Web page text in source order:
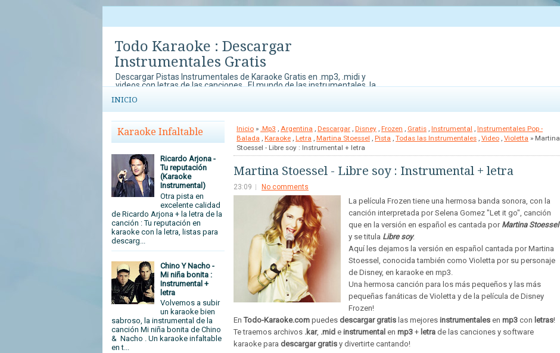
Todo Karaoke : Descargar
Instrumentales Gratis
Descargar Pistas Instrumentales de Karaoke Gratis en .mp3, .midi y
videos con letras de las canciones . El mundo de las instrumentales, la
con concursos de Karaoke que no te puedes perder para demostrar
tu arte y talento al mundo.
INICIO
Karaoke Infaltable
Ricardo Arjona -
Tu reputación
(Karaoke
Instrumental)
Otra pista en
excelente calidad
de Ricardo Arjona + la letra de la
canción : Tu reputación en
karaoke con la letra, listas para
descarg...
Chino Y Nacho -
Mi niña bonita :
Instrumental +
letra
Volvemos a subir
un karaoke bien
sabroso, la instrumental de la
canción Mi niña bonita de Chino
& Nacho . Un karaoke infaltable
en t...
Inicio » .Mp3 , Argentina , Descargar , Disney , Frozen , Gratis , Instrumental , Instrumentales Pop -
Balada , Karaoke , Letra , Martina Stoessel , Pista , Todas las Instrumentales , Video , Violetta » Martina
Stoessel - Libre soy : Instrumental + letra
Martina Stoessel - Libre soy : Instrumental + letra
23:09 No comments
La película Frozen tiene una hermosa banda sonora, con la
canción interpretada por Selena Gomez "Let it go", canción
que en la versión en español es cantada por Martina Stoessel
y se titula Libre soy.
Aquí les dejamos la versión en español cantada por Martina
Stoessel, conocida también como Violetta por su personaje
de Disney, en karaoke en mp3.
Una hermosa canción para los más pequeños y las más
pequeñas fanáticas de Violetta y de la película de Disney
Frozen!
En Todo-Karaoke.com puedes descargar gratis las mejores instrumentales en mp3 con letras!
Te traemos archivos .kar, .mid e instrumental en mp3 + letra de las canciones y software
karaoke para descargar gratis y divertirte cantando!